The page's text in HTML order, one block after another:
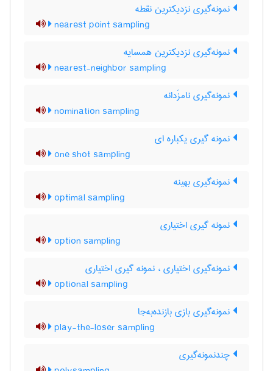
نمونه‌گیری نزدیکترین نقطه
nearest point sampling
نمونه‌گیری نزدیکترین همسایه
nearest-neighbor sampling
نمونه‌گیری نامزَدانه
nomination sampling
نمونه گیری یکباره ای
one shot sampling
نمونه‌گیری بهینه
optimal sampling
نمونه گیری اختیاری
option sampling
نمونه‌گیری اختیاری ، نمونه گیری اختیاری
optional sampling
نمونه‌گیری بازی بازنده‌به‌جا
play-the-loser sampling
چندنمونه‌گیری